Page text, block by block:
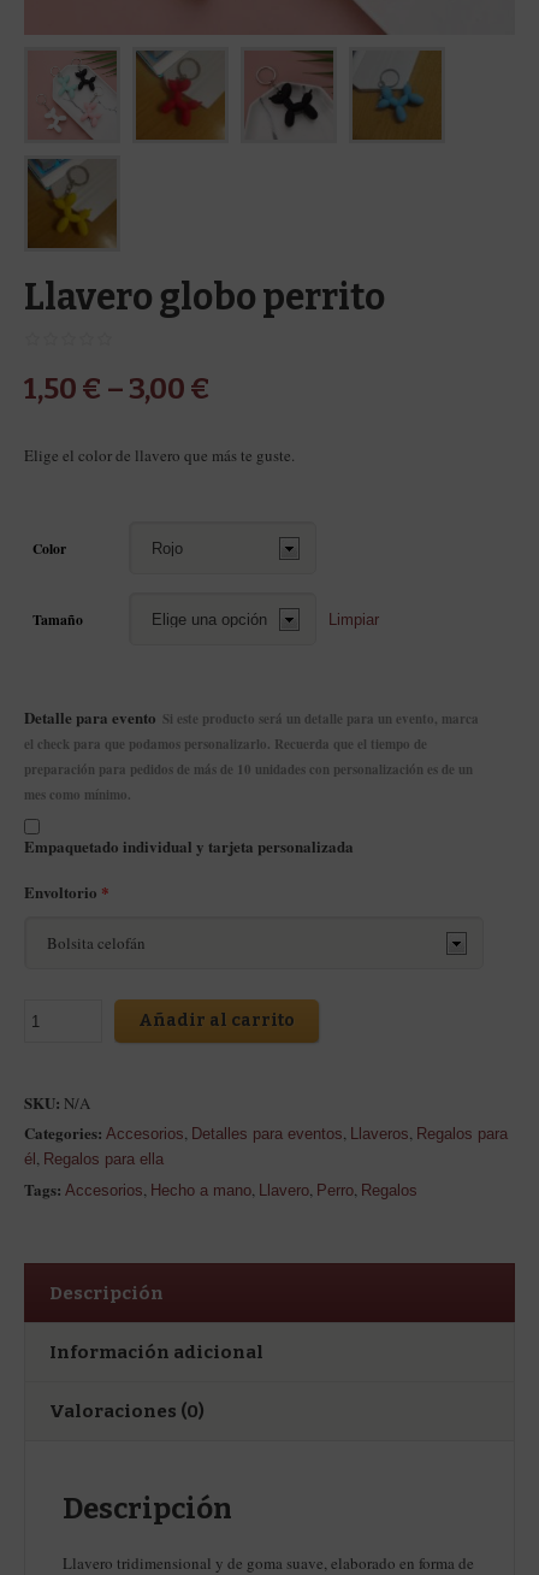
Llavero globo perrito
1,50 € –3,00 €
Elige el color de llavero que más te guste.
Color
Tamaño Limpiar
Detalle para evento Si este producto será un detalle para un evento, marca
el check para que podamos personalizarlo. Recuerda que el tiempo de
preparación para pedidos de más de 10 unidades con personalización es de un
mes como mínimo.
Empaquetado individual y tarjeta personalizada
Envoltorio *
Añadir al carrito
SKU: N/A
Categories: Accesorios, Detalles para eventos, Llaveros, Regalos para
él , Regalos para ella
Tags: Accesorios, Hecho a mano, Llavero, Perro, Regalos
Descripción
Información adicional
Valoraciones (0)
Descripción
Llavero tridimensional y de goma suave, elaborado en forma de